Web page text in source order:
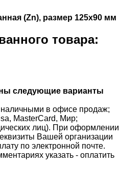
(Zn), размер 125х90 мм
товара:
следующие варианты
в офисе продаж;
MasterCard, Мир;
лиц). При оформлении
Вашей организации
по электронной почте.
указать - оплатить